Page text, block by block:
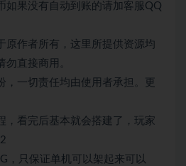
如果没有自动到账的请加客服QQ
原作者所有，这里所提供资源均
勿直接商用。
，一切责任均由使用者承担。更
，看完后基本就会搭建了，玩家
，只保证单机可以架起来可以